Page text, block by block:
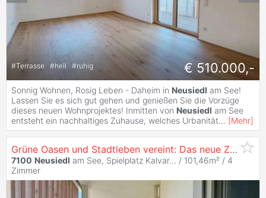
#Terrasse #hell #ruhig € 510.000,-
Sonnig Wohnen, Rosig Leben - Daheim in Neusiedl am See!
Lassen Sie es sich gut gehen und genießen Sie die Vorzüge
dieses neuen Wohnprojektes! Inmitten von Neusiedl am See
entsteht ein nachhaltiges Zuhause, welches Urbanität... [Mehr]
Grüne Oasen und Stadtleben vereint: Das neue Zuhause in
7100 Neusiedl am See, Spielplatz Kalvar... / 101,46m² / 4
Zimmer